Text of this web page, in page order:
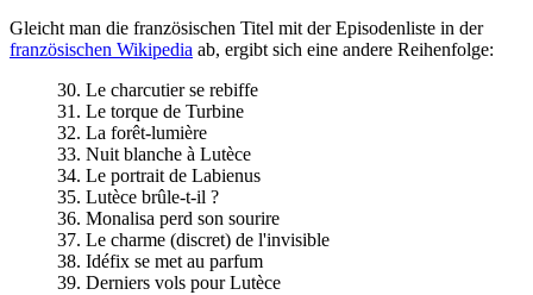
Gleicht man die französischen Titel mit der Episodenliste in der
französischen Wikipedia ab, ergibt sich eine andere Reihenfolge:
30. Le charcutier se rebiffe
31. Le torque de Turbine
32. La forêt-lumière
33. Nuit blanche à Lutèce
34. Le portrait de Labienus
35. Lutèce brûle-t-il ?
36. Monalisa perd son sourire
37. Le charme (discret) de l'invisible
38. Idéfix se met au parfum
39. Derniers vols pour Lutèce